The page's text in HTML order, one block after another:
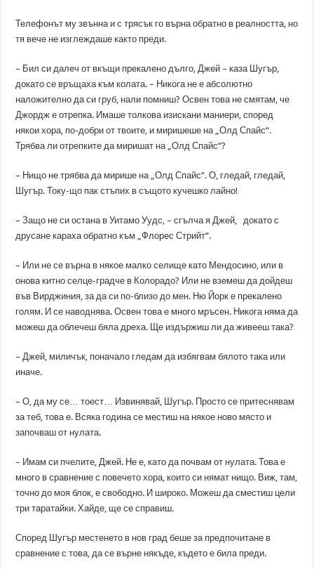
Телефонът му звънна и с трясък го върна обратно в реалността, но
тя вече не изглеждаше както преди.
– Бил си далеч от вкъщи прекалено дълго, Джей – каза Шугър,
докато се връщаха към колата. – Никога не е абсолютно
наложително да си груб, нали помниш? Освен това не смятам, че
Джордж е отрепка. Имаше толкова изискани маниери, според
някои хора, по-добри от твоите, и миришеше на „Олд Спайс“.
Трябва ли отрепките да миришат на „Олд Спайс“?
– Нищо не трябва да мирише на „Олд Спайс“. О, гледай, гледай,
Шугър. Току-що пак стъпих в същото кучешко лайно!
– Защо не си остана в Уитамо Уудс, – сгълча я Джей, докато с
друсане караха обратно към „Флорес Стрийт“.
– Или не се върна в някое малко селище като Мендосино, или в
онова китно селце-градче в Колорадо? Или не вземеш да дойдеш
във Вирджиния, за да си по-близо до мен. Ню Йорк е прекалено
голям. И се наводнява. Освен това е много мръсен. Никога няма да
можеш да облечеш бяла дреха. Ще издържиш ли да живееш така?
– Джей, миличък, поначало гледам да избягвам бялото така или
иначе.
– О, да му се… тоест… Извинявай, Шугър. Просто се притеснявам
за теб, това е. Всяка година се местиш на някое ново място и
започваш от нулата.
– Имам си пчелите, Джей. Не е, като да почвам от нулата. Това е
много в сравнение с повечето хора, които си нямат нищо. Виж, там,
точно до моя блок, е свободно. И широко. Можеш да сместиш цели
три таратайки. Хайде, ще се справиш.
Според Шугър местенето в нов град беше за предпочитане в
сравнение с това, да се върне някъде, където е била преди.